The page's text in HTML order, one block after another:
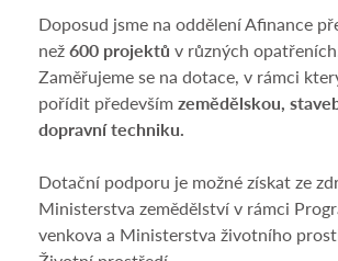
Doposud jsme na oddělení Afinance
než600 projektů v různých
Zaměřujeme se na dotace, v rámci
pořídit především zemědělskou,
dopravní techniku.
Dotační podporu je možné získat ze
Ministerstva zemědělství v rámci
venkova a Ministerstva životního